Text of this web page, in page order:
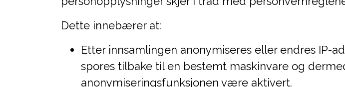
Dette innebærer at:
Etter innsamlingen anonymiseres eller endres IP-
spores tilbake til en bestemt maskinvare og
anonymiseringsfunksjonen være aktivert.